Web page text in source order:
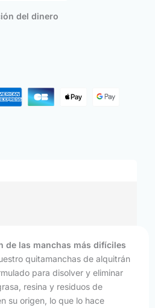
del dinero
de las manchas más difíciles
quitamanchas de alquitrán
para disolver y eliminar
resina y residuos de
su origen, lo que lo hace